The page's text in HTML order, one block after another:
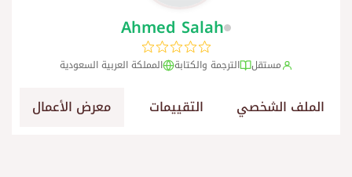
Ahmed Salah
مستقل الترجمة والكتابة المملكة العربية السعودية
الملف الشخصي التقييمات معرض الأعمال